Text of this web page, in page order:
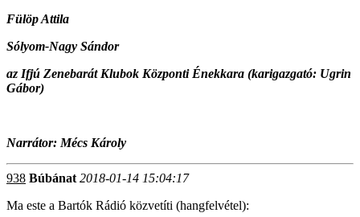
Fülöp Attila
Sólyom-Nagy Sándor
az Ifjú Zenebarát Klubok Központi Énekkara (karigazgató: Ugrin
Gábor)
Narrátor: Mécs Károly
938 Búbánat 2018-01-14 15:04:17
Ma este a Bartók Rádió közvetíti (hangfelvétel):